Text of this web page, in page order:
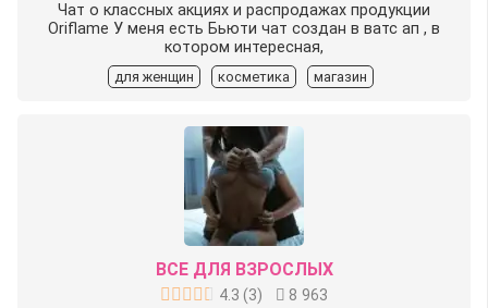
Чат о классных акциях и распродажах продукции
Oriflame У меня есть Бьюти чат создан в ватс ап , в
котором интересная,
для женщин косметика магазин
ВСЕ ДЛЯ ВЗРОСЛЫХ
4.3 (3)
8 963